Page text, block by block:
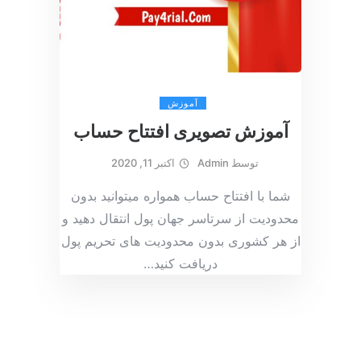
آموزش
آموزش تصویری افتتاح حساب
توسط Admin اکتبر 11, 2020
شما با افتتاح حساب همواره میتوانید بدون
محدودیت از سرتاسر جهان پول انتقال دهید و
از هر کشوری بدون محدودیت های تحریم پول
دریافت کنید…